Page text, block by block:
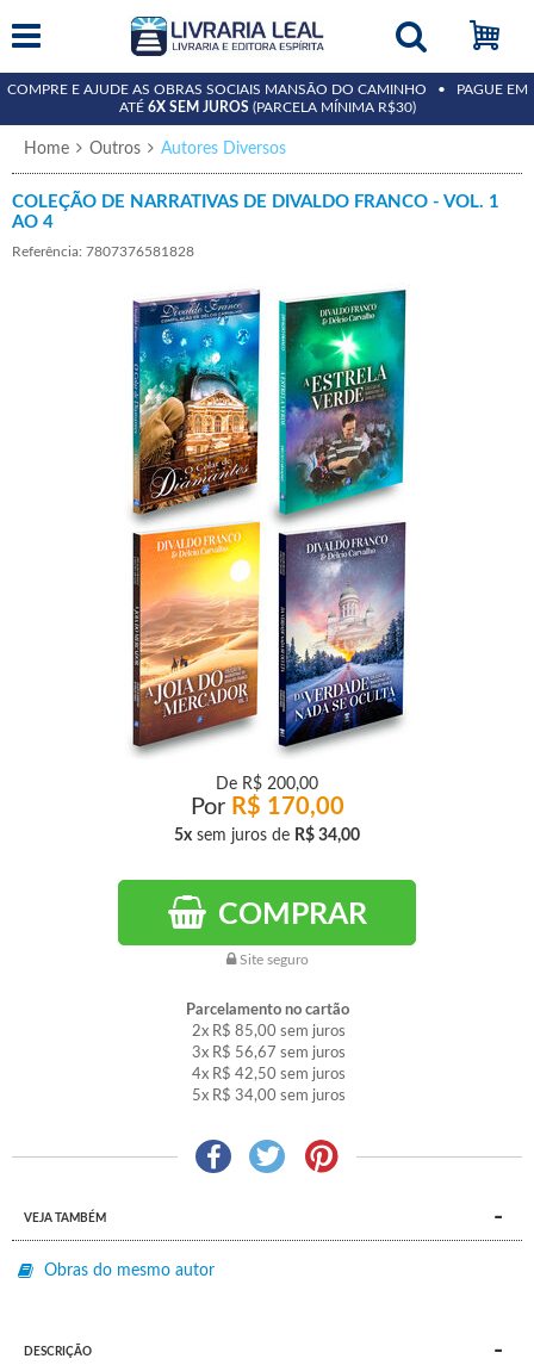
COMPRE E AJUDE AS OBRAS SOCIAIS MANSÃO DO CAMINHO • PAGUE EM
ATÉ 6X SEM JUROS (PARCELA MÍNIMA R$30)
Home Outros Autores Diversos
COLEÇÃO DE NARRATIVAS DE DIVALDO FRANCO - VOL. 1
AO 4
Referência: 7807376581828
De R$ 200,00
Por R$ 170,00
5x sem juros de R$ 34,00
COMPRAR
Site seguro
Parcelamento no cartão
2x R$ 85,00 sem juros
3x R$ 56,67 sem juros
4x R$ 42,50 sem juros
5x R$ 34,00 sem juros
VEJA TAMBÉM
Obras do mesmo autor
DESCRIÇÃO